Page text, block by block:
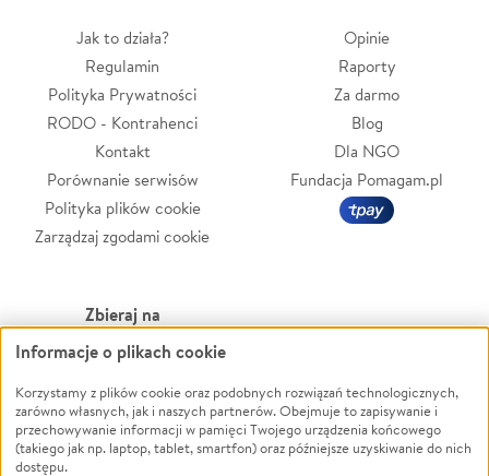
Jak to działa?
Regulamin
Polityka Prywatności
RODO - Kontrahenci
Kontakt
Porównanie serwisów
Polityka plików cookie
Zarządzaj zgodami cookie
Opinie
Raporty
Za darmo
Blog
Dla NGO
Fundacja Pomagam.pl
Zbieraj na
Leczenie
Zwierzęta
Pożar
Ukraina
Powódź
Wichura
NGO
Informacje o plikach cookie
Korzystamy z plików cookie oraz podobnych rozwiązań technologicznych,
zarówno własnych, jak i naszych partnerów. Obejmuje to zapisywanie i
przechowywanie informacji w pamięci Twojego urządzenia końcowego
(takiego jak np. laptop, tablet, smartfon) oraz późniejsze uzyskiwanie do nich
dostępu.